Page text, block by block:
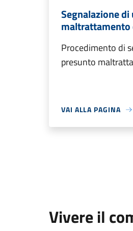
Segnalazione
maltrattamento
Procedimento di
presunto
VAI ALLA PAGINA
Vivere il